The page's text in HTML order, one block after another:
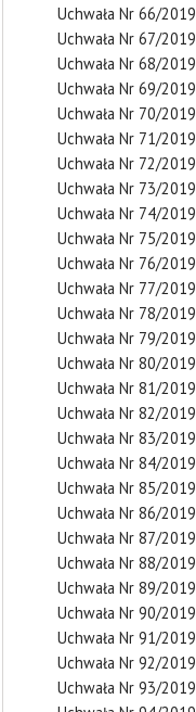
Uchwała Nr 66/2019
Uchwała Nr 67/2019
Uchwała Nr 68/2019
Uchwała Nr 69/2019
Uchwała Nr 70/2019
Uchwała Nr 71/2019
Uchwała Nr 72/2019
Uchwała Nr 73/2019
Uchwała Nr 74/2019
Uchwała Nr 75/2019
Uchwała Nr 76/2019
Uchwała Nr 77/2019
Uchwała Nr 78/2019
Uchwała Nr 79/2019
Uchwała Nr 80/2019
Uchwała Nr 81/2019
Uchwała Nr 82/2019
Uchwała Nr 83/2019
Uchwała Nr 84/2019
Uchwała Nr 85/2019
Uchwała Nr 86/2019
Uchwała Nr 87/2019
Uchwała Nr 88/2019
Uchwała Nr 89/2019
Uchwała Nr 90/2019
Uchwała Nr 91/2019
Uchwała Nr 92/2019
Uchwała Nr 93/2019